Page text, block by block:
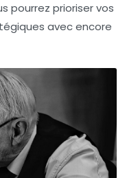
pourrez prioriser vos
avec encore